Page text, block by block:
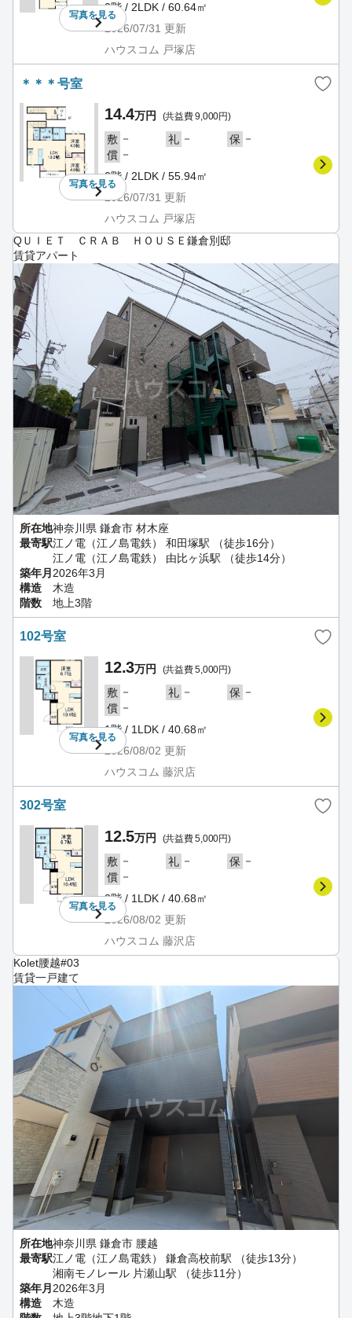
写真を見る
2階 / 2LDK / 60.64㎡
2026/07/31 更新
ハウスコム 戸塚店
＊＊＊号室
写真を見る
14.4万円 (共益費 9,000円)
敷 － 礼 － 保 －
償 －
2階 / 2LDK / 55.94㎡
2026/07/31 更新
ハウスコム 戸塚店
QＵＩＥＴ ＣＲＡＢ ＨＯＵＳＥ鎌倉別邸
賃貸アパート
所在地神奈川県 鎌倉市 材木座
最寄駅江ノ電（江ノ島電鉄） 和田塚駅 （徒歩16分）
江ノ電（江ノ島電鉄） 由比ヶ浜駅 （徒歩14分）
築年月 2026年3月
構造
木造
階数
地上3階
102号室
写真を見る
12.3万円 (共益費 5,000円)
敷 － 礼 － 保 －
償 －
1階 / 1LDK / 40.68㎡
2026/08/02 更新
ハウスコム 藤沢店
302号室
写真を見る
12.5万円 (共益費 5,000円)
敷 － 礼 － 保 －
償 －
3階 / 1LDK / 40.68㎡
2026/08/02 更新
ハウスコム 藤沢店
Kolet腰越#03
賃貸一戸建て
所在地神奈川県 鎌倉市 腰越
最寄駅江ノ電（江ノ島電鉄） 鎌倉高校前駅 （徒歩13分）
湘南モノレール 片瀬山駅 （徒歩11分）
築年月 2026年3月
構造
木造